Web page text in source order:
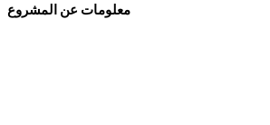
معلومات عن المشروع